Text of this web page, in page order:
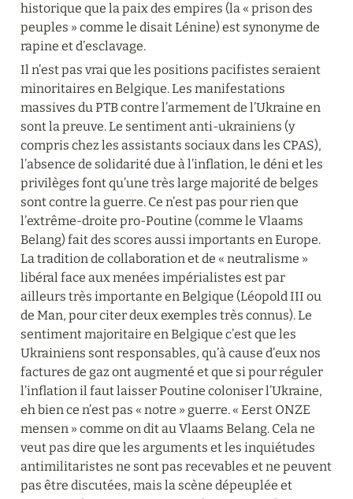
historique que la paix des empires (la « prison des
peuples » comme le disait Lénine) est synonyme de
rapine et d’esclavage.
Il n’est pas vrai que les positions pacifistes seraient
minoritaires en Belgique. Les manifestations
massives du PTB contre l’armement de l’Ukraine en
sont la preuve. Le sentiment anti-ukrainiens (y
compris chez les assistants sociaux dans les CPAS),
l’absence de solidarité due à l’inflation, le déni et les
privilèges font qu’une très large majorité de belges
sont contre la guerre. Ce n’est pas pour rien que
l’extrême-droite pro-Poutine (comme le Vlaams
Belang) fait des scores aussi importants en Europe.
La tradition de collaboration et de « neutralisme »
libéral face aux menées impérialistes est par
ailleurs très importante en Belgique (Léopold III ou
de Man, pour citer deux exemples très connus). Le
sentiment majoritaire en Belgique c’est que les
Ukrainiens sont responsables, qu’à cause d’eux nos
factures de gaz ont augmenté et que si pour réguler
l’inflation il faut laisser Poutine coloniser l’Ukraine,
eh bien ce n’est pas « notre » guerre. « Eerst ONZE
mensen » comme on dit au Vlaams Belang. Cela ne
veut pas dire que les arguments et les inquiétudes
antimilitaristes ne sont pas recevables et ne peuvent
pas être discutées, mais la scène dépeuplée et